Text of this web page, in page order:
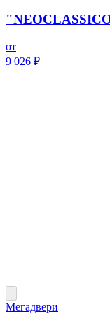
от
9 026 ₽
Мегадвери